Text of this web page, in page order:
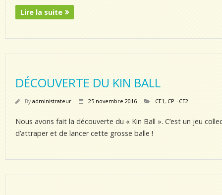
Lire la suite
DÉCOUVERTE DU KIN BALL
Byadministrateur 25 novembre 2016 CE1, CP - CE2
Nous avons fait la découverte du « Kin Ball ». C’est un jeu
d’attraper et de lancer cette grosse balle !